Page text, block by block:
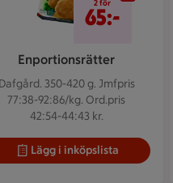
Enportionsrätter
Dafgård. 350-420 g. Jmfpris
77:38-92:86/kg. Ord.pris
42:54-44:43 kr.
2 för
65:-
Lägg i inköpslista